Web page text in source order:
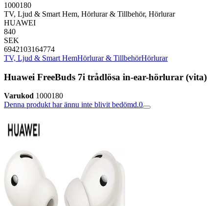
1000180
TV, Ljud & Smart Hem, Hörlurar & Tillbehör, Hörlurar
HUAWEI
840
SEK
6942103164774
TV, Ljud & Smart HemHörlurar & TillbehörHörlurar
Huawei FreeBuds 7i trådlösa in-ear-hörlurar (vita)
Varukod 1000180
Denna produkt har ännu inte blivit bedömd.0